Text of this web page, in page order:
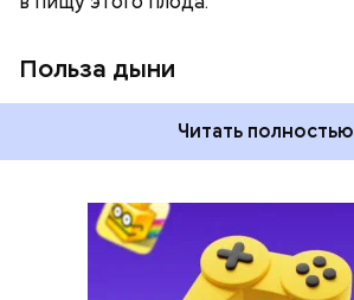
Польза дыни
Читать полностью